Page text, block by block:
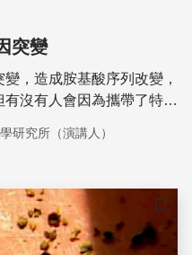
突變
，造成胺基酸序列改變，
沒有人會因為攜帶了特定
病的成因，發展有效的預
保護老年人不容易得到阿
研究所（演講人）
儲存